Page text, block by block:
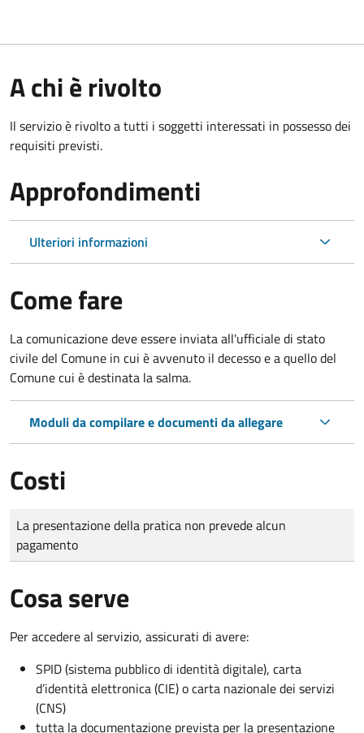
A chi è rivolto
Il servizio è rivolto a tutti i soggetti interessati in possesso dei
requisiti previsti.
Approfondimenti
Ulteriori informazioni
Come fare
La comunicazione deve essere inviata all'ufficiale di stato
civile del Comune in cui è avvenuto il decesso e a quello del
Comune cui è destinata la salma.
Moduli da compilare e documenti da allegare
Costi
Tipo di pagamento
Importo
La presentazione della pratica non prevede alcun
pagamento
Cosa serve
Per accedere al servizio, assicurati di avere:
SPID (sistema pubblico di identità digitale), carta
d’identità elettronica (CIE) o carta nazionale dei servizi
(CNS)
tutta la documentazione prevista per la presentazione